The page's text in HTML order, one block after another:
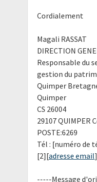
Cordialement
Magali RASSAT
DIRECTION
Responsable du
gestion du
Quimper
Quimper
CS 26004
29107 QUIMPER
POSTE:6269
Tél : [numéro de
[2][adresse email]
-----Message